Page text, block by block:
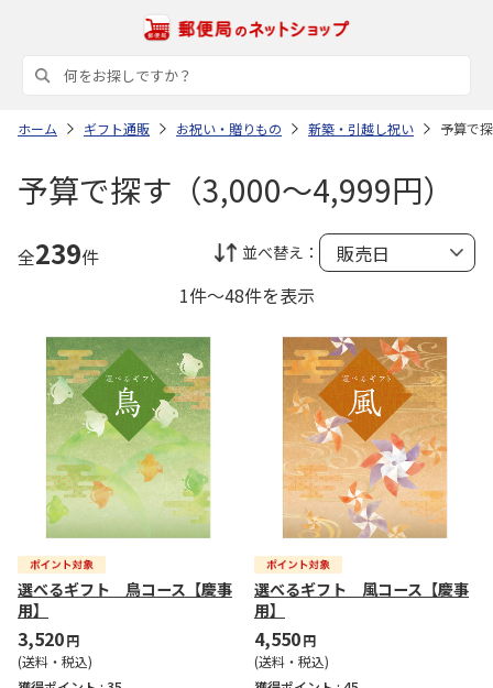
ホーム ギフト通販 お祝い・贈りもの 新築・引越し祝い 予算で
予算で探す（3,000～4,999円）
全239件 並べ替え：
1件～48件を表示
選べるギフト 鳥コース【慶事
用】
3,520円
(送料・税込)
選べるギフト 風コース【慶事
用】
4,550円
(送料・税込)